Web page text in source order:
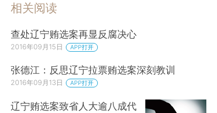
相关阅读
查处辽宁贿选案再显反腐决心
2016年09月15日 APP打开
张德江：反思辽宁拉票贿选案深刻教训
2016年09月13日 APP打开
辽宁贿选案致省人大逾八成代